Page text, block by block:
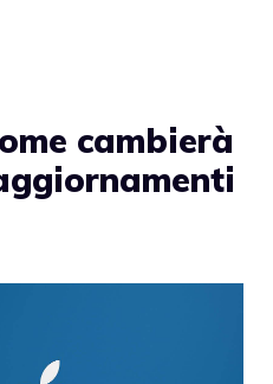
cambierà